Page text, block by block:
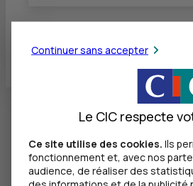
Toutes les
Continuer sans accepter
Le CIC respecte
Ce site utilise des cookies. Ils
fonctionnement et, avec nos
audience, de réaliser des